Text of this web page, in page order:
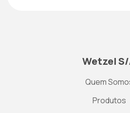
Wetzel
Quem
Produtos